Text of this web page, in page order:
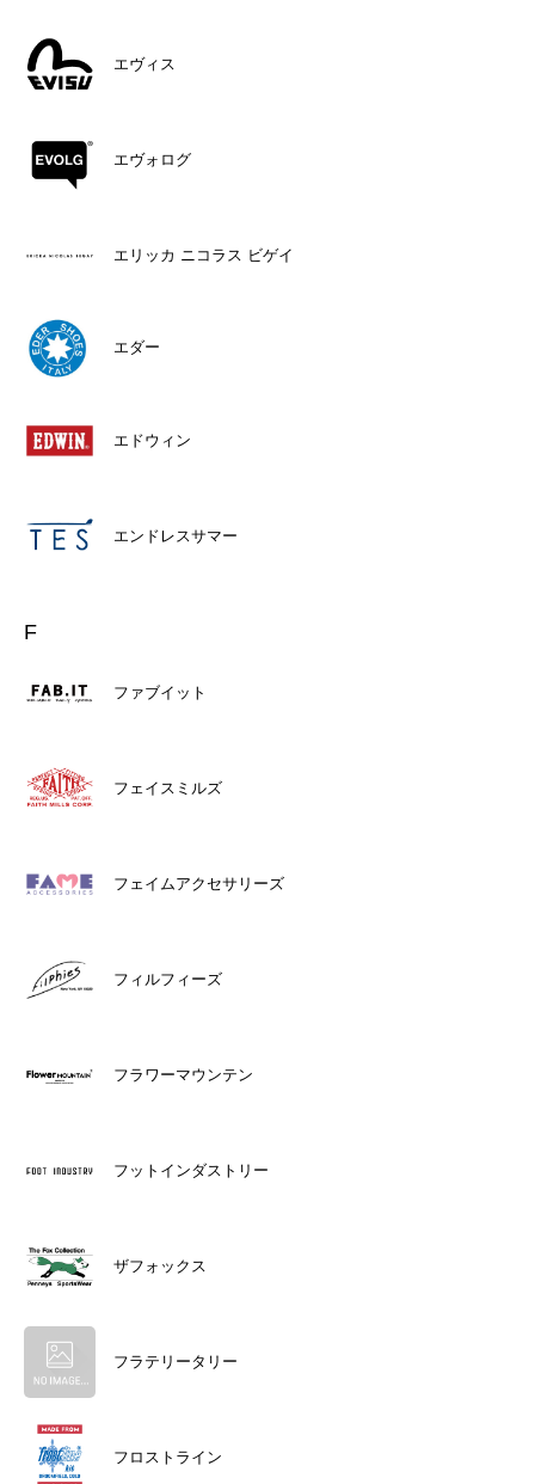
エヴィス
エヴォログ
エリッカ ニコラス ビゲイ
エダー
エドウィン
エンドレスサマー
F
ファブイット
フェイスミルズ
フェイムアクセサリーズ
フィルフィーズ
フラワーマウンテン
フットインダストリー
ザフォックス
フラテリータリー
フロストライン